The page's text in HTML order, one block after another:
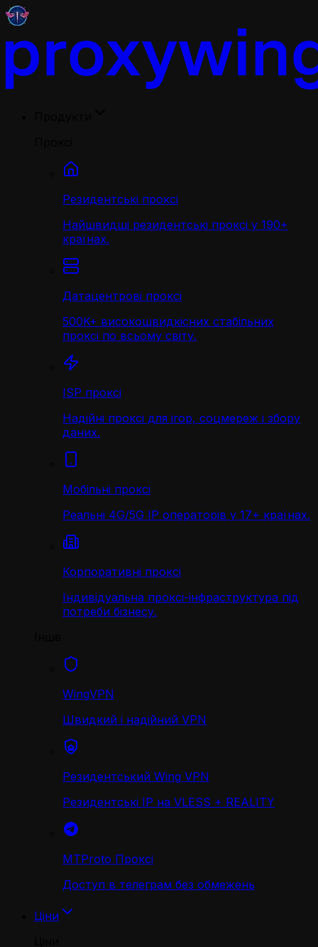
Резидентські проксі
Найшвидші резидентські проксі у 190+
країнах.
Датацентрові проксі
500K+ високошвидкісних стабільних
проксі по всьому світу.
ISP проксі
Надійні проксі для ігор, соцмереж і збору
даних.
Мобільні проксі
Реальні 4G/5G IP операторів у 17+ країнах.
Корпоративні проксі
Індивідуальна проксі-інфраструктура під
потреби бізнесу.
WingVPN
Швидкий і надійний VPN
Резидентський Wing VPN
Резидентські IP на VLESS + REALITY
MTProto Проксі
Доступ в телеграм без обмежень
Ціни